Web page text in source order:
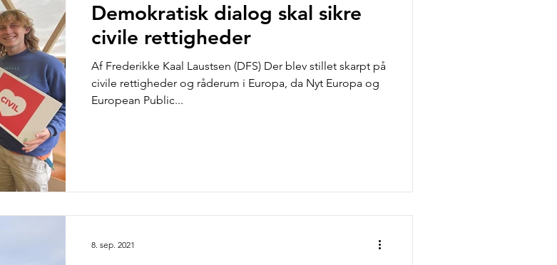
Demokratisk dialog skal sikre
civile rettigheder
Af Frederikke Kaal Laustsen (DFS) Der blev stillet skarpt på
civile rettigheder og råderum i Europa, da Nyt Europa og
European Public...
8. sep. 2021